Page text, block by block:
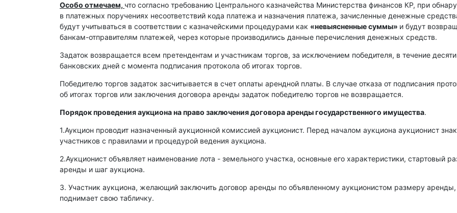
Особо отмечаем, что согласно требованию Центрального казначейства Министерства финансов КР, при
в платежных поручениях несоответствий кода платежа и назначения платежа, зачисленные денежные
будут учитываться в соответствии с казначейскими процедурами как «невыясненные суммы» и будут
банкам-отправителям платежей, через которые производились данные перечисления денежных средств.
Задаток возвращается всем претендентам и участникам торгов, за исключением победителя, в течение десяти
банковских дней с момента подписания протокола об итогах торгов.
Победителю торгов задаток засчитывается в счет оплаты арендной платы. В случае отказа от подписания
об итогах торгов или заключения договора аренды задаток победителю торгов не возвращается.
Порядок проведения аукциона на право заключения договора аренды государственного имущества.
1.Аукцион проводит назначенный аукционной комиссией аукционист. Перед началом аукциона аукционист
участников с правилами и процедурой ведения аукциона.
2.Аукционист объявляет наименование лота - земельного участка, основные его характеристики, стартовый
аренды и шаг аукциона.
3. Участник аукциона, желающий заключить договор аренды по объявленному аукционистом размеру аренды,
поднимает свою табличку.